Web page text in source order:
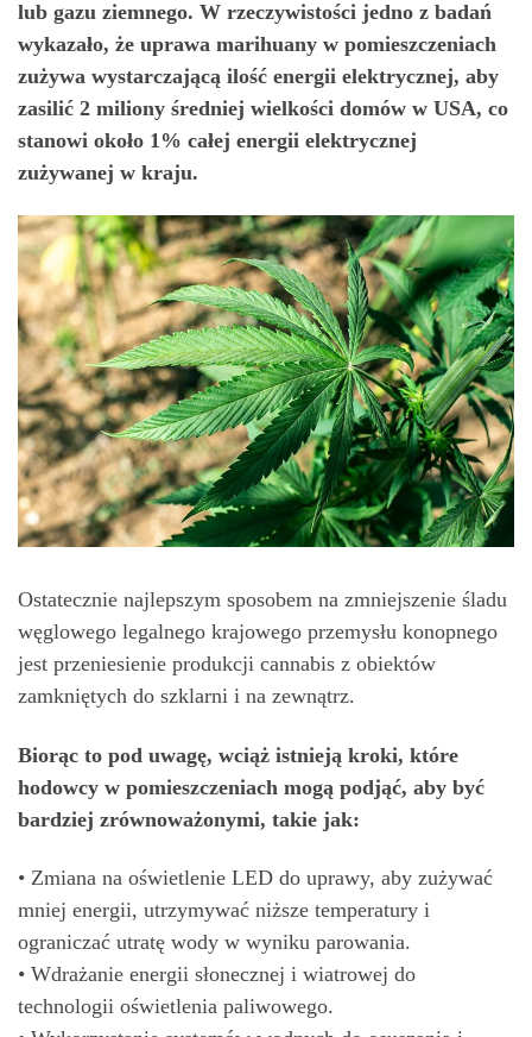
lub gazu ziemnego. W rzeczywistości jedno z badań
wykazało, że uprawa marihuany w pomieszczeniach
zużywa wystarczającą ilość energii elektrycznej, aby
zasilić 2 miliony średniej wielkości domów w USA, co
stanowi około 1% całej energii elektrycznej
zużywanej w kraju.
Ostatecznie najlepszym sposobem na zmniejszenie śladu
węglowego legalnego krajowego przemysłu konopnego
jest przeniesienie produkcji cannabis z obiektów
zamkniętych do szklarni i na zewnątrz.
Biorąc to pod uwagę, wciąż istnieją kroki, które
hodowcy w pomieszczeniach mogą podjąć, aby być
bardziej zrównoważonymi, takie jak:
• Zmiana na oświetlenie LED do uprawy, aby zużywać
mniej energii, utrzymywać niższe temperatury i
ograniczać utratę wody w wyniku parowania.
• Wdrażanie energii słonecznej i wiatrowej do
technologii oświetlenia paliwowego.